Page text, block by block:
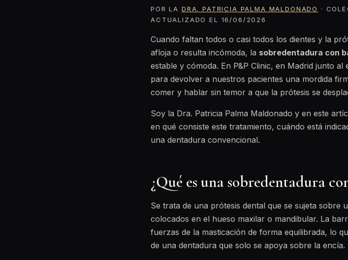
POR LA DRA. PATRICIA PALMA MALDONADO
·
ACTUALIZADO EL 16/06/2026
Cuando faltan todos o casi todos los dientes y la
afloja o resulta incómoda, la sobredentadura con
estable y cómoda. En P&P Clinic, en Madrid junto
para devolver a nuestros pacientes una mordida
comer y hablar sin temor a que la prótesis se
Soy la Dra. Patricia Palma Maldonado y en este
en qué consiste este tratamiento, cuándo está
una dentadura convencional.
¿Qué es una sobredentadura
Se trata de una prótesis dental que se sujeta sobre
colocados en el hueso maxilar o mandibular. La
fuerzas de la masticación de forma equilibrada, lo
de una dentadura que solo se apoya sobre la encía.